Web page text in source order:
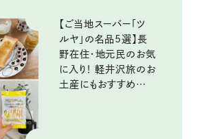
【ご当地スーパー「ツ
ルヤ」の名品5選】長
野在住・地元民のお気
に入り！ 軽井沢旅のお
土産にもおすすめのお